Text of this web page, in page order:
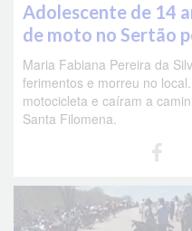
Adolescente de 14
de moto no Sertão
Maria Fabiana Pereira da
ferimentos e morreu no
motocicleta e caíram a
Santa Filomena.